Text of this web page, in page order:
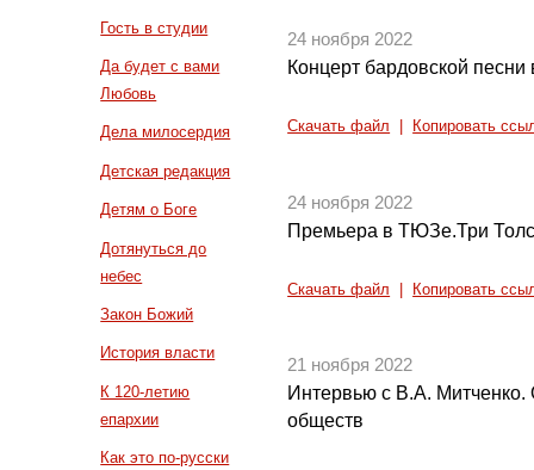
Гость в студии
Да будет с вами
Любовь
Дела милосердия
Детская редакция
Детям о Боге
Дотянуться до
небес
Закон Божий
История власти
К 120-летию
епархии
Как это по-русски
24 ноября 2022
Концерт бардовской песни
Скачать файл Копировать
24 ноября 2022
Премьера в ТЮЗе.Три
Скачать файл Копировать
21 ноября 2022
Интервью с В.А. Митченко.
обществ